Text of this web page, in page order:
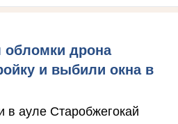
обломки дрона
и выбили окна в
ауле Старобжегокай